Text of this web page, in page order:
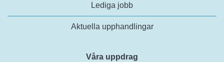
Lediga jobb
Aktuella upphandlingar
Våra uppdrag